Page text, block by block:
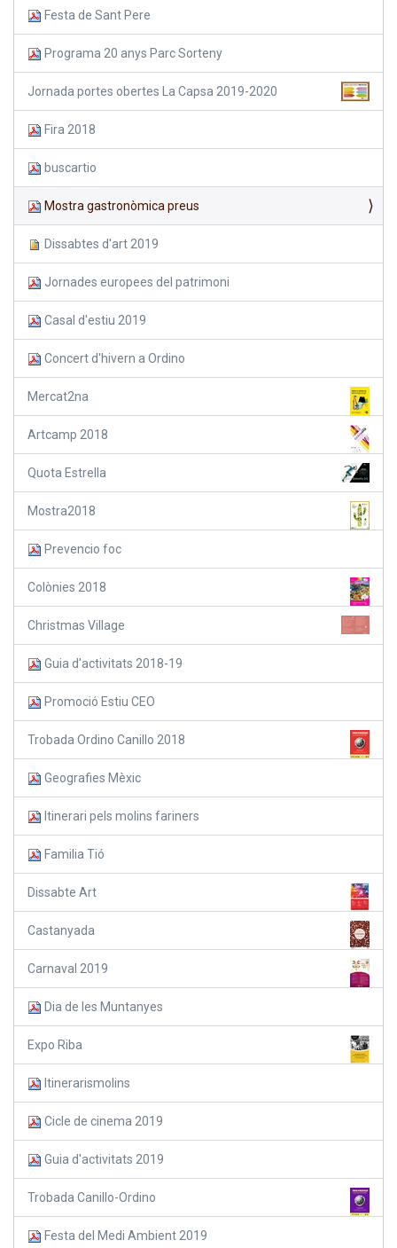
Festa de Sant Pere
Programa 20 anys Parc Sorteny
Jornada portes obertes La Capsa 2019-2020
Fira 2018
buscartio
Mostra gastronòmica preus
Dissabtes d'art 2019
Jornades europees del patrimoni
Casal d'estiu 2019
Concert d'hivern a Ordino
Mercat2na
Artcamp 2018
Quota Estrella
Mostra2018
Prevencio foc
Colònies 2018
Christmas Village
Guia d'activitats 2018-19
Promoció Estiu CEO
Trobada Ordino Canillo 2018
Geografies Mèxic
Itinerari pels molins fariners
Familia Tió
Dissabte Art
Castanyada
Carnaval 2019
Dia de les Muntanyes
Expo Riba
Itinerarismolins
Cicle de cinema 2019
Guia d'activitats 2019
Trobada Canillo-Ordino
Festa del Medi Ambient 2019